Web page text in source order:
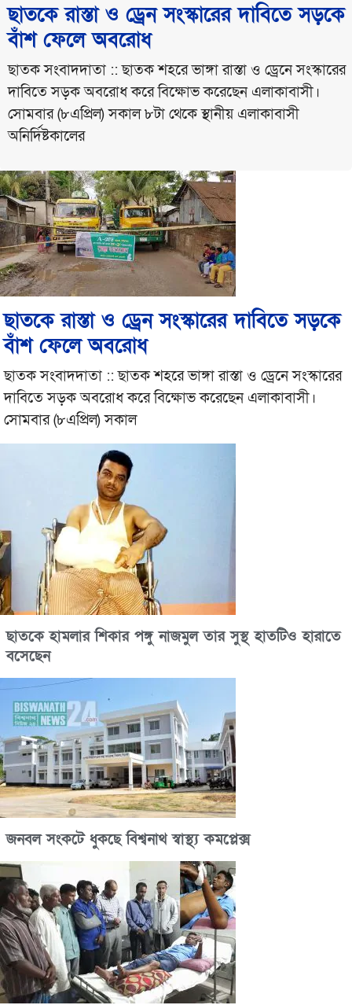
ছাতকে রাস্তা ও ড্রেন সংস্কারের দাবিতে সড়কে
বাঁশ ফেলে অবরোধ
ছাতক সংবাদদাতা :: ছাতক শহরে ভাঙ্গা রাস্তা ও ড্রেনে সংস্কারের
দাবিতে সড়ক অবরোধ করে বিক্ষোভ করেছেন এলাকাবাসী।
সোমবার (৮এপ্রিল) সকাল ৮টা থেকে স্থানীয় এলাকাবাসী
অনির্দিষ্টকালের
ছাতকে রাস্তা ও ড্রেন সংস্কারের দাবিতে সড়কে
বাঁশ ফেলে অবরোধ
ছাতক সংবাদদাতা :: ছাতক শহরে ভাঙ্গা রাস্তা ও ড্রেনে সংস্কারের
দাবিতে সড়ক অবরোধ করে বিক্ষোভ করেছেন এলাকাবাসী।
সোমবার (৮এপ্রিল) সকাল
ছাতকে হামলার শিকার পঙ্গু নাজমুল তার সুস্থ হাতটিও হারাতে
বসেছেন
জনবল সংকটে ধুকছে বিশ্বনাথ স্বাস্থ্য কমপ্লেক্স